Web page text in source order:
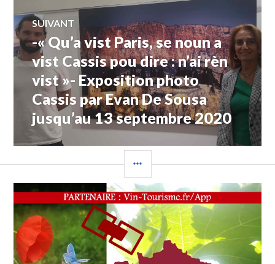
SUIVANT
Article
Suivant:
-« Qu’a vist Paris, se noun a
vist Cassis pou dire : n’ai rèn
vist »- Exposition photo
Cassis par Evan De Sousa
jusqu’au 13 septembre 2020
LATÉRALE